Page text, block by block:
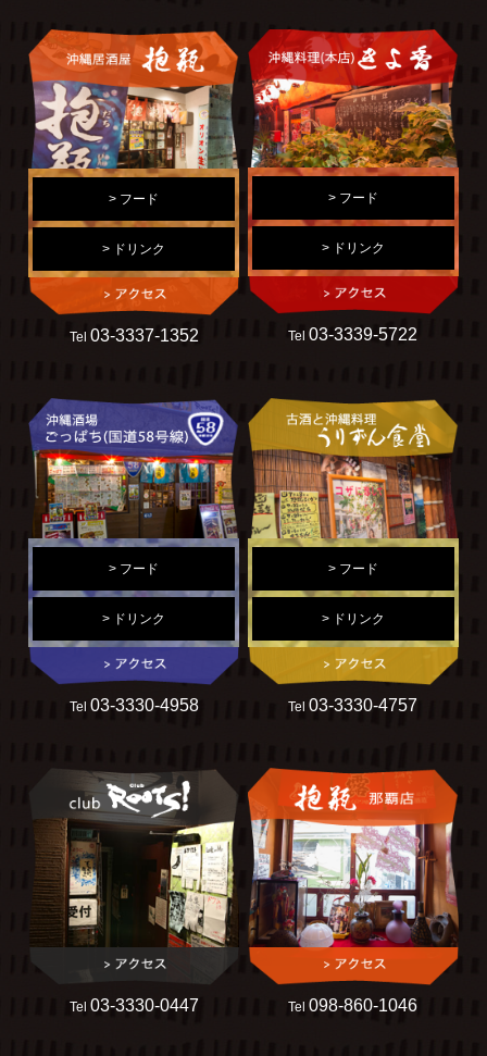
> フード
> ドリンク
Tel 03-3337-1352
> フード
> ドリンク
Tel03-3339-5722
> フード
> ドリンク
Tel 03-3330-4958
> フード
> ドリンク
Tel03-3330-4757
Tel 03-3330-0447 Tel098-860-1046